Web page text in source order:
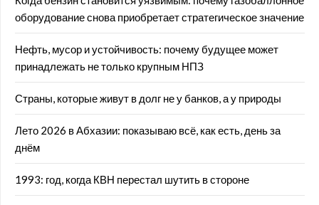
оборудование снова приобретает стратегическое значение
Нефть, мусор и устойчивость: почему будущее может
принадлежать не только крупным НПЗ
Страны, которые живут в долг не у банков, а у природы
Лето 2026 в Абхазии: показываю всё, как есть, день за
днём
1993: год, когда КВН перестал шутить в стороне